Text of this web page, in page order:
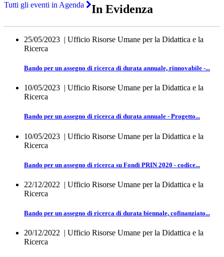
Tutti gli eventi in Agenda
In Evidenza
25/05/2023 | Ufficio Risorse Umane per la Didattica e la
Ricerca
Bando per un assegno di ricerca di durata annuale, rinnovabile -...
10/05/2023 | Ufficio Risorse Umane per la Didattica e la
Ricerca
Bando per un assegno di ricerca di durata annuale - Progetto...
10/05/2023 | Ufficio Risorse Umane per la Didattica e la
Ricerca
Bando per un assegno di ricerca su Fondi PRIN 2020 - codice...
22/12/2022 | Ufficio Risorse Umane per la Didattica e la
Ricerca
Bando per un assegno di ricerca di durata biennale, cofinanziato...
20/12/2022 | Ufficio Risorse Umane per la Didattica e la
Ricerca